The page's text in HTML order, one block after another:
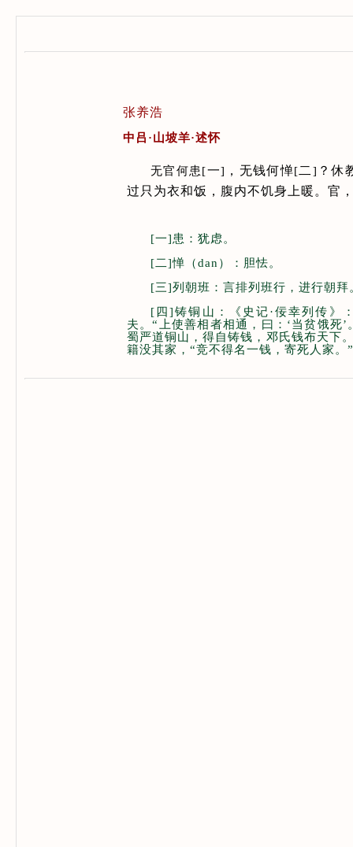
张养浩
中吕·山坡羊·述怀
无官何患 [一] ，无钱何惮[二 ] ？休
过只为衣和饭，腹内不饥身上暖。官
[一]患：犹虑。
[二]惮（dan）：胆怯。
[三]列朝班：言排列班行，进行朝拜
[四]铸铜山：《史记·佞幸列传》
夫。“上使善相者相通，曰：‘当贫饿死
蜀严道铜山，得自铸钱，邓氏钱布天下
籍没其家，“竞不得名一钱，寄死人家。”